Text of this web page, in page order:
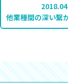
他業種間の深い繋